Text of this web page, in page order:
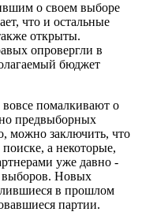
о своем выборе
что и остальные
открыты.
опровергли в
бюджет
помалкивают о
предвыборных
можно заключить, что
а некоторые,
уже давно -
Новых
в прошлом
партии.